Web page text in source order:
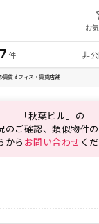
件 非
お
賃貸オフィス・賃貸店舗
「秋葉ビル」の
のご確認、類似物件
から お問い合わせ く